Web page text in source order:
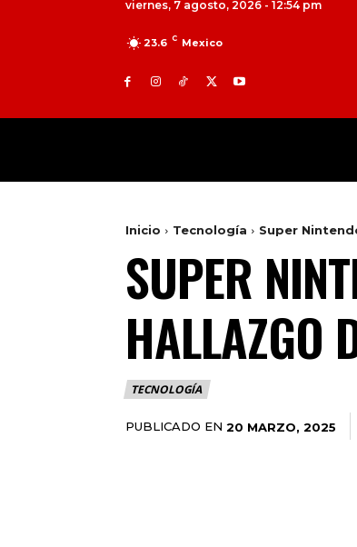
viernes, 7 agosto, 2026 - 12:54 pm
23.6 C Mexico
TOLUCA 98.9 FM |
Inicio Tecnología Super
SUPER
HALLAZGO
TECNOLOGÍA
PUBLICADO EN 20 MARZO, 2025